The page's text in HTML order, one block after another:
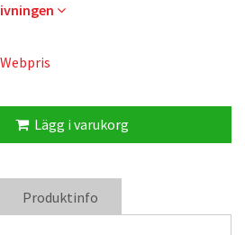
Webpris
Lägg i varukorg
Produktinfo